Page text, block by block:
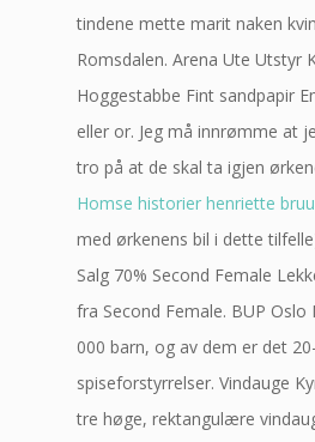
tindene mette marit naken
Romsdalen. Arena Ute Utstyr
Hoggestabbe Fint sandpapir
eller or. Jeg må innrømme at
tro på at de skal ta igjen
Homse historier henriette
med ørkenens bil i dette
Salg 70% Second Female
fra Second Female. BUP
000 barn, og av dem er det
spiseforstyrrelser. Vindauge
tre høge, rektangulære